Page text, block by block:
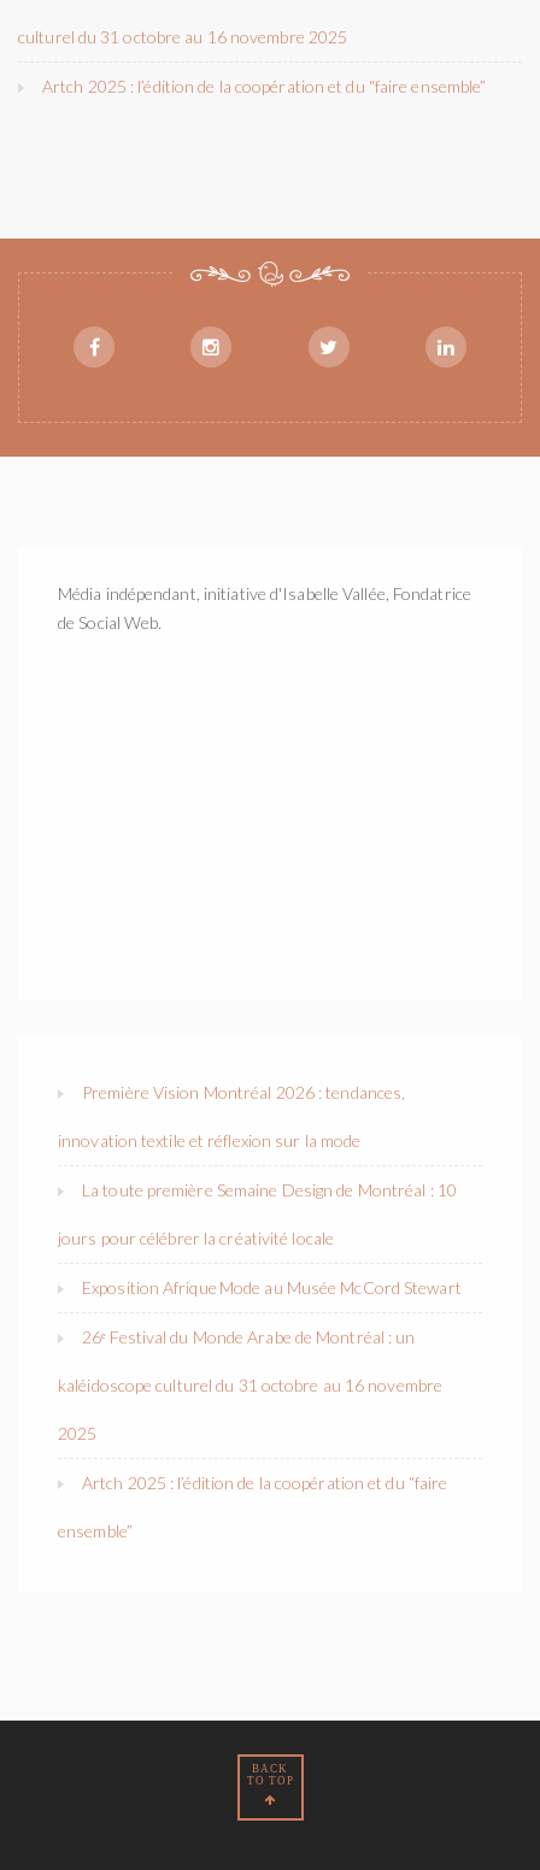
culturel du 31 octobre au 16 novembre 2025
Artch 2025 : l’édition de la coopération et du “faire ensemble”
Média indépendant, initiative d'Isabelle Vallée, Fondatrice
de Social Web.
Première Vision Montréal 2026 : tendances,
innovation textile et réflexion sur la mode
La toute première Semaine Design de Montréal : 10
jours pour célébrer la créativité locale
Exposition Afrique Mode au Musée McCord Stewart
26ᵉ Festival du Monde Arabe de Montréal : un
kaléidoscope culturel du 31 octobre au 16 novembre
2025
Artch 2025 : l’édition de la coopération et du “faire
ensemble”
BACK
TO TOP